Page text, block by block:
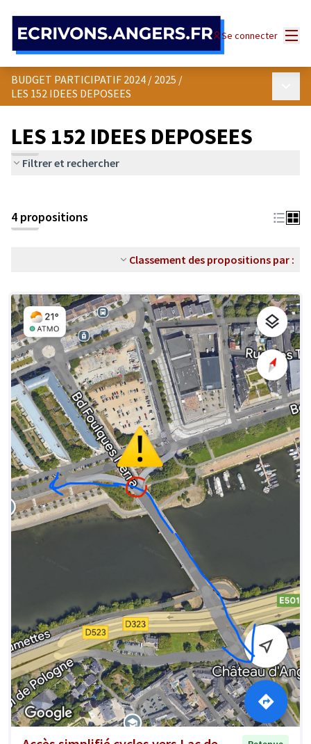
Se connecter
BUDGET PARTICIPATIF 2024 / 2025 /
LES 152 IDEES DEPOSEES
LES 152 IDEES DEPOSEES
Filtrer et rechercher
4 propositions
Classement des propositions par :